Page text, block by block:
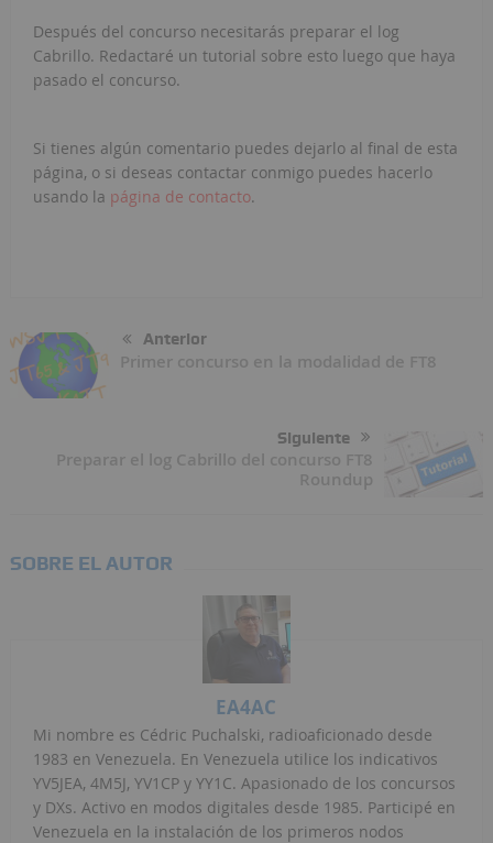
Después del concurso necesitarás preparar el log
Cabrillo. Redactaré un tutorial sobre esto luego que haya
pasado el concurso.
Si tienes algún comentario puedes dejarlo al final de esta
página, o si deseas contactar conmigo puedes hacerlo
usando la página de contacto.
Anterior
Primer concurso en la modalidad de FT8
Siguiente
Preparar el log Cabrillo del concurso FT8
Roundup
SOBRE EL AUTOR
EA4AC
Mi nombre es Cédric Puchalski, radioaficionado desde
1983 en Venezuela. En Venezuela utilice los indicativos
YV5JEA, 4M5J, YV1CP y YY1C. Apasionado de los concursos
y DXs. Activo en modos digitales desde 1985. Participé en
Venezuela en la instalación de los primeros nodos